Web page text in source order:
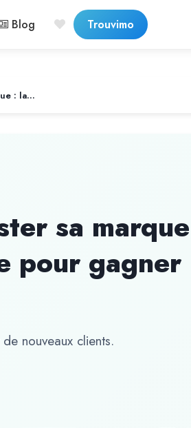
Blog Trouvimo
Créer du contenu pour booster sa marque : la stratégie incontournable pour gagner en visibilité
sa marque
pour gagner
nouveaux clients.